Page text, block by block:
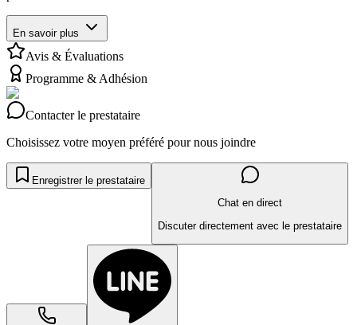
En savoir plus
Avis & Évaluations
Programme & Adhésion
Contacter le prestataire
Choisissez votre moyen préféré pour nous joindre
Enregistrer le prestataire
Chat en direct
Discuter directement avec le prestataire